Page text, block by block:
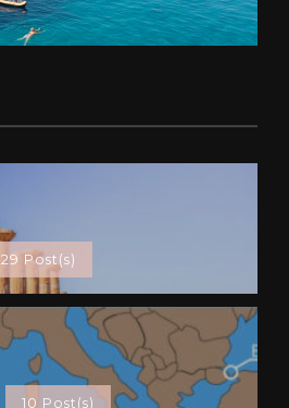
29 Post(s)
10 Post(s)